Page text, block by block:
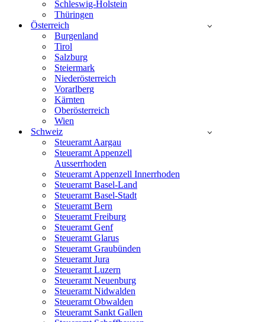
Schleswig-Holstein
Thüringen
Österreich
Burgenland
Tirol
Salzburg
Steiermark
Niederösterreich
Vorarlberg
Kärnten
Oberösterreich
Wien
Schweiz
Steueramt Aargau
Steueramt Appenzell
Ausserrhoden
Steueramt Appenzell Innerrhoden
Steueramt Basel-Land
Steueramt Basel-Stadt
Steueramt Bern
Steueramt Freiburg
Steueramt Genf
Steueramt Glarus
Steueramt Graubünden
Steueramt Jura
Steueramt Luzern
Steueramt Neuenburg
Steueramt Nidwalden
Steueramt Obwalden
Steueramt Sankt Gallen